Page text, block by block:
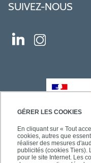
GÉRER LES COOKIES
En cliquant sur « Tout
cookies, autres que
réaliser des mesures
publicités (cookies Tiers).
pour le site Internet. Les
SUIVEZ-NOUS